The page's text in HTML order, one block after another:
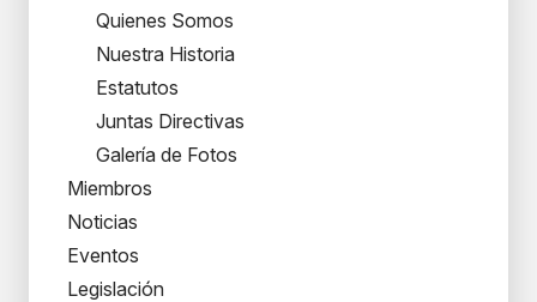
Quienes Somos
Nuestra Historia
Estatutos
Juntas Directivas
Galería de Fotos
Miembros
Noticias
Eventos
Legislación